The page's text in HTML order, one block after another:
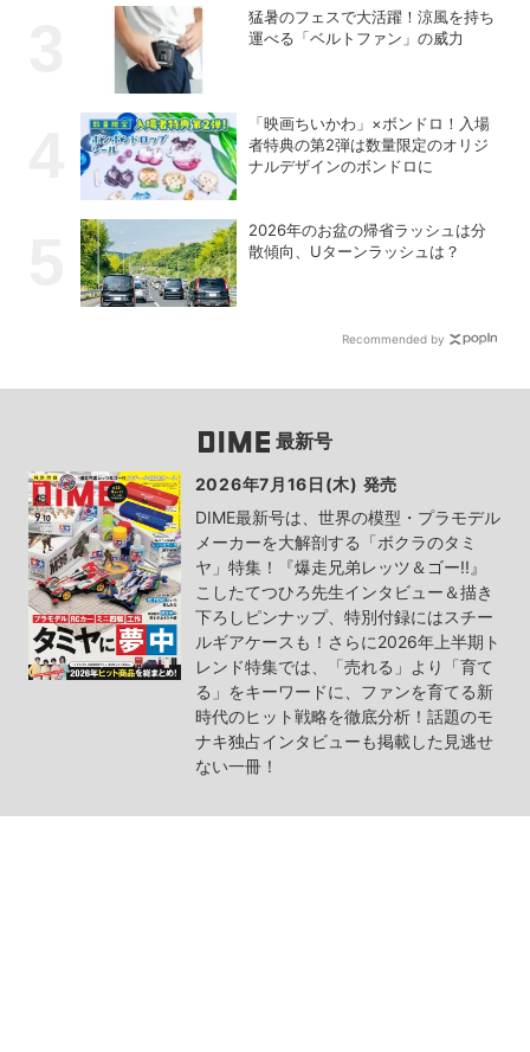
猛暑のフェスで大活躍！涼風を持ち
運べる「ベルトファン」の威力
「映画ちいかわ」×ボンドロ！入場
者特典の第2弾は数量限定のオリジ
ナルデザインのボンドロに
2026年のお盆の帰省ラッシュは分
散傾向、Uターンラッシュは？
Recommended by
最新号
2026年7月16日(木) 発売
DIME最新号は、世界の模型・プラモデル
メーカーを大解剖する「ボクラのタミ
ヤ」特集！『爆走兄弟レッツ＆ゴー!!』
こしたてつひろ先生インタビュー＆描き
下ろしピンナップ、特別付録にはスチー
ルギアケースも！さらに2026年上半期ト
レンド特集では、「売れる」より「育て
る」をキーワードに、ファンを育てる新
時代のヒット戦略を徹底分析！話題のモ
ナキ独占インタビューも掲載した見逃せ
ない一冊！